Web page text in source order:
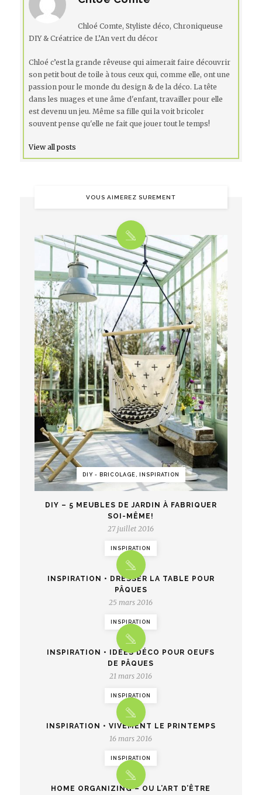
Chloé Comte, Styliste déco, Chroniqueuse
DIY & Créatrice de L’An vert du décor
Chloé c’est la grande rêveuse qui aimerait faire découvrir
son petit bout de toile à tous ceux qui, comme elle, ont une
passion pour le monde du design & de la déco. La tête
dans les nuages et une âme d'enfant, travailler pour elle
est devenu un jeu. Même sa fille qui la voit bricoler
souvent pense qu'elle ne fait que jouer tout le temps!
View all posts
VOUS AIMEREZ SUREMENT
DIY - BRICOLAGE, INSPIRATION
DIY – 5 MEUBLES DE JARDIN À FABRIQUER
SOI-MÊME!
27 juillet 2016
INSPIRATION
INSPIRATION • DRESSER LA TABLE POUR
PÂQUES
25 mars 2016
INSPIRATION
INSPIRATION • IDÉES DÉCO POUR OEUFS
DE PÂQUES
21 mars 2016
INSPIRATION
INSPIRATION • VIVEMENT LE PRINTEMPS
16 mars 2016
INSPIRATION
HOME ORGANIZING – OU L’ART D’ÊTRE